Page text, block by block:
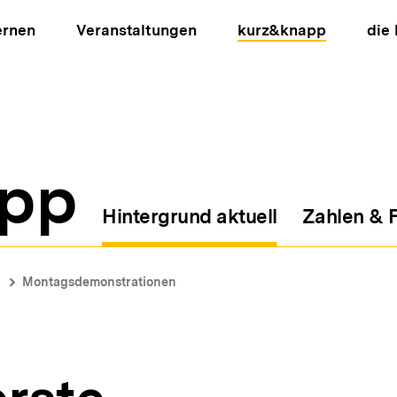
Veranstaltungen kurz&knapp die
Hintergrund aktuell Zahlen &
Montagsdemonstrationen